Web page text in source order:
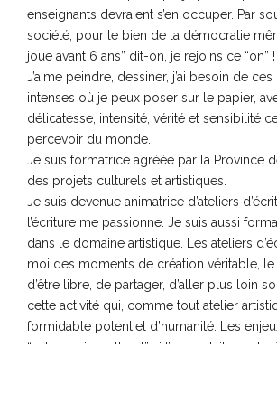
enseignants devraient s’en occuper. Par
société, pour le bien de la démocratie
joue avant 6 ans” dit-on, je rejoins ce “on” !
J’aime peindre, dessiner, j’ai besoin de
intenses où je peux poser sur le papier,
délicatesse, intensité, vérité et sensibilité
percevoir du monde.
Je suis formatrice agréée par la Province
des projets culturels et artistiques.
Je suis devenue animatrice d’ateliers
l’écriture me passionne. Je suis aussi
dans le domaine artistique. Les ateliers
moi des moments de création véritable, le
d’être libre, de partager, d’aller plus loin
cette activité qui, comme tout atelier
formidable potentiel d’humanité. Les
“auto-socio-culturel” si l’on veut, ils sont